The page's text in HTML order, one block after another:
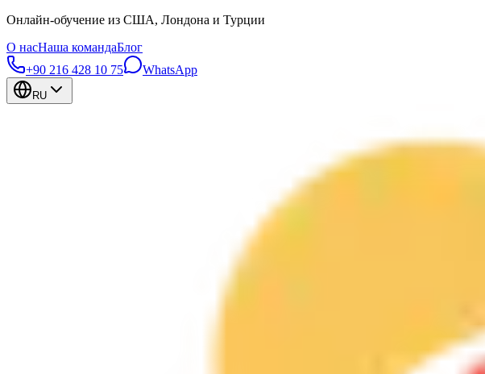
Онлайн-обучение из США, Лондона и Турции
О насНаша командаБлог
+90 216 428 10 75
WhatsApp
RU